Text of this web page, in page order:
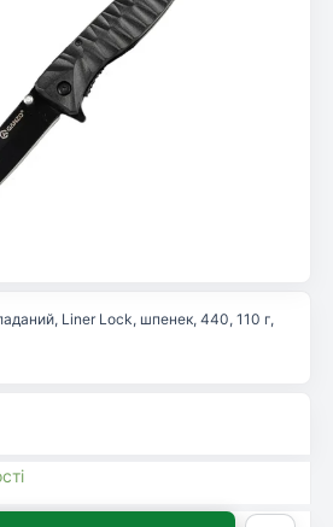
Liner Lock, шпенек, 440, 110 г,